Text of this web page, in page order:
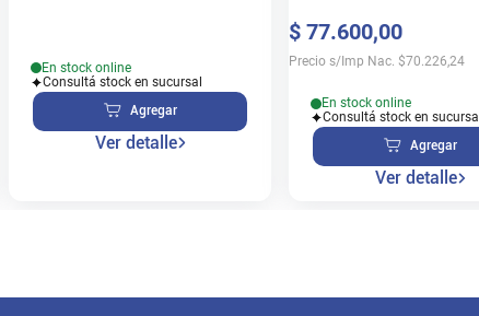
En stock online
Consultá stock en sucursal
Agregar
Ver detalle
$ 77.600,00
Precio s/Imp Nac. $70.226,24
En stock online
Consultá stock en sucursal
Agregar
Ver detalle